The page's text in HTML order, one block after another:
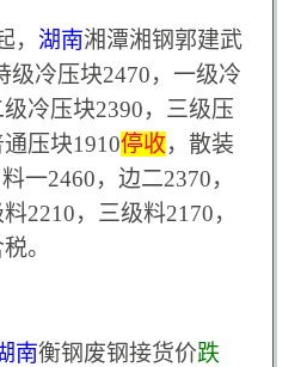
， 湖南湘潭湘钢郭建武
级冷压块2470，一级冷
冷压块2390，三级压
压块1910停收，散装
一2460，边二2370，
2210，三级料2170，
。
南衡钢废钢接货价跌